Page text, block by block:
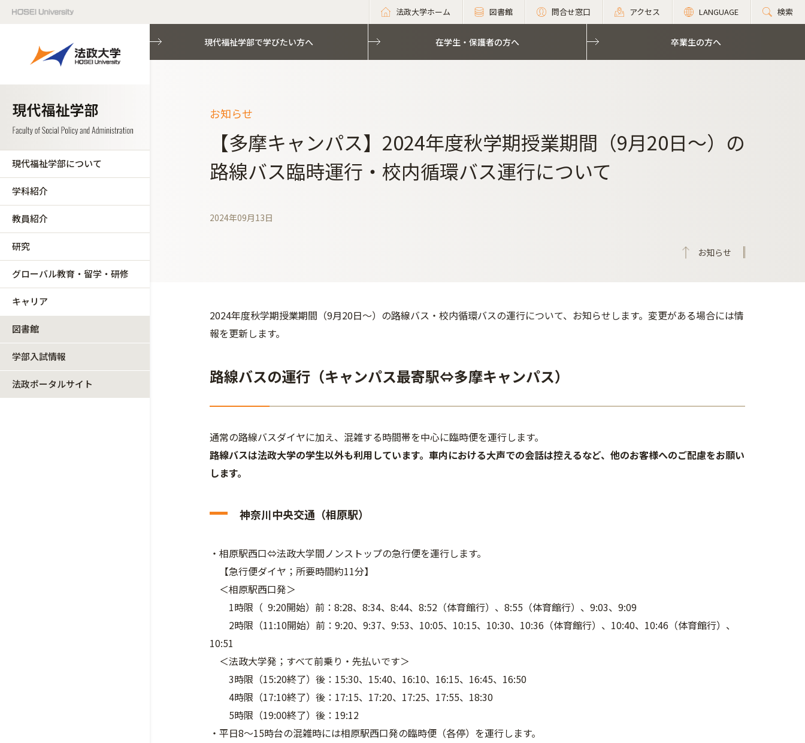
法政大学ホーム 図書館 問合せ窓口 アクセス LANGUAGE 検索
現代福祉学部について
学科紹介
教員紹介
研究
グローバル教育・留学・研修
キャリア
図書館
学部入試情報
法政ポータルサイト
現代福祉学部で学びたい方へ 在学生・保護者の方へ 卒業生の方へ
お知らせ
【多摩キャンパス】2024年度秋学期授業期間（9月20日～）の
路線バス臨時運行・校内循環バス運行について
2024年09月13日
お知らせ
2024年度秋学期授業期間（9月20日～）の路線バス・校内循環バスの運行について、お知らせします。変更がある場合には情
報を更新します。
路線バスの運行（キャンパス最寄駅⇔多摩キャンパス）
通常の路線バスダイヤに加え、混雑する時間帯を中心に臨時便を運行します。
路線バスは法政大学の学生以外も利用しています。車内における大声での会話は控えるなど、他のお客様へのご配慮をお願い
します。
神奈川中央交通（相原駅）
・相原駅西口⇔法政大学間ノンストップの急行便を運行します。
【急行便ダイヤ；所要時間約11分】
＜相原駅西口発＞
1時限（ 9:20開始）前：8:28、8:34、8:44、8:52（体育館行）、8:55（体育館行）、9:03、9:09
2時限（11:10開始）前：9:20、9:37、9:53、10:05、10:15、10:30、10:36（体育館行）、10:40、10:46（体育館行）、
10:51
＜法政大学発；すべて前乗り・先払いです＞
3時限（15:20終了）後：15:30、15:40、16:10、16:15、16:45、16:50
4時限（17:10終了）後：17:15、17:20、17:25、17:55、18:30
5時限（19:00終了）後：19:12
・平日8～15時台の混雑時には相原駅西口発の臨時便（各停）を運行します。